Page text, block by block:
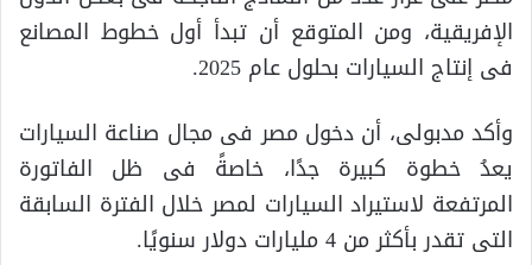
الإفريقية، ومن المتوقع أن تبدأ أول خطوط المصانع
فى إنتاج السيارات بحلول عام 2025.
وأكد مدبولى، أن دخول مصر فى مجال صناعة السيارات
يعدُ خطوة كبيرة جدًا، خاصةً فى ظل الفاتورة
المرتفعة لاستيراد السيارات لمصر خلال الفترة السابقة
التى تقدر بأكثر من 4 مليارات دولار سنويًا.